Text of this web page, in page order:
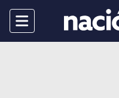
Menu